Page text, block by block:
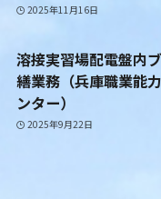
2025年11月16日
溶接実習場配電盤内
繕業務（兵庫職業能
ンター）
2025年9月22日